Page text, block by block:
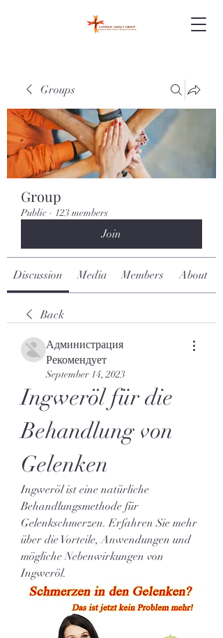
Groups
Group
Public · 123 members
Join
Discussion Media Members About
Back
Администрация
Рекомендует
September 14, 2023
Ingweröl für die
Behandlung von
Gelenken
Ingweröl ist eine natürliche
Behandlungsmethode für
Gelenkschmerzen. Erfahren Sie mehr
über die Vorteile, Anwendungen und
mögliche Nebenwirkungen von
Ingweröl.